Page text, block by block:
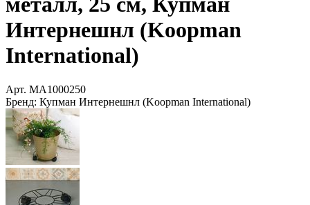
Интернешнл (Koopman
International)
Арт. MA1000250
Бренд: Купман Интернешнл (Koopman International)